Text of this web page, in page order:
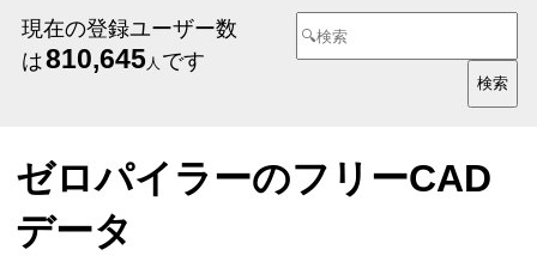
現在の登録ユーザー数
は810,645人 です
ゼロパイラーのフリーCAD
データ